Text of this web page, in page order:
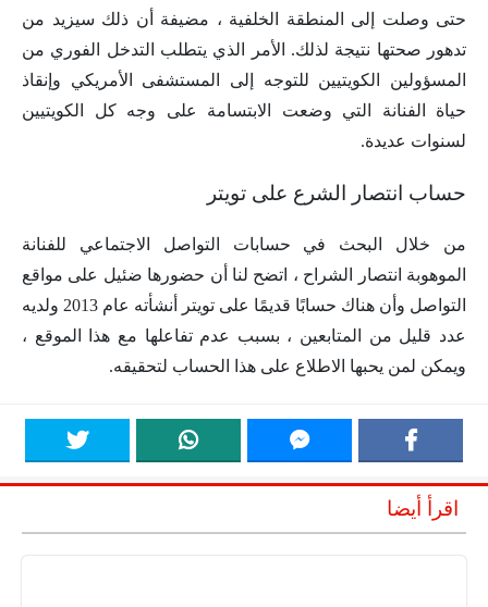
حتى وصلت إلى المنطقة الخلفية ، مضيفة أن ذلك سيزيد من
تدهور صحتها نتيجة لذلك. الأمر الذي يتطلب التدخل الفوري من
المسؤولين الكويتيين للتوجه إلى المستشفى الأمريكي وإنقاذ
حياة الفنانة التي وضعت الابتسامة على وجه كل الكويتيين
لسنوات عديدة.
حساب انتصار الشرع على تويتر
من خلال البحث في حسابات التواصل الاجتماعي للفنانة
الموهوبة انتصار الشراح ، اتضح لنا أن حضورها ضئيل على مواقع
التواصل وأن هناك حسابًا قديمًا على تويتر أنشأته عام 2013 ولديه
عدد قليل من المتابعين ، بسبب عدم تفاعلها مع هذا الموقع ،
ويمكن لمن يحبها الاطلاع على هذا الحساب لتحقيقه.
اقرأ أيضا